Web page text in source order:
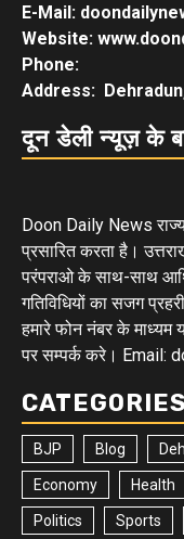
E-Mail:
Website:
Phone:
Address:
दून डेली न्यूज़ के
Doon Daily News
प्रसारित करता है।
परंपराओ के साथ-साथ
गतिविधियों का सजग
हमारे फोन नंबर के
पर सम्पर्क करे। Email:
CATEGORIES
BJP Blog
Economy Health
Politics Sports